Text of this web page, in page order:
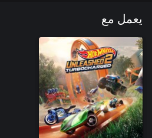
يعمل مع